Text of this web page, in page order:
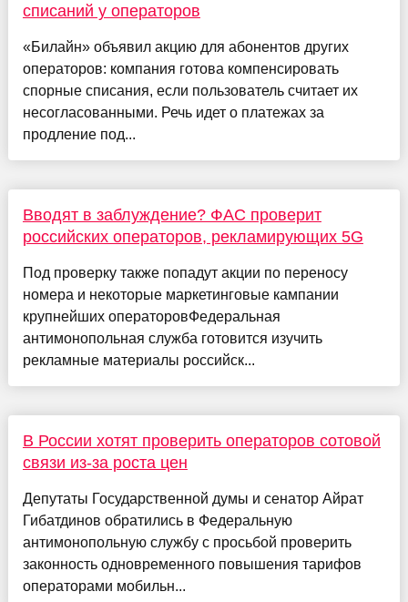
списаний у операторов
«Билайн» объявил акцию для абонентов других
операторов: компания готова компенсировать
спорные списания, если пользователь считает их
несогласованными. Речь идет о платежах за
продление под...
Вводят в заблуждение? ФАС проверит
российских операторов, рекламирующих 5G
Под проверку также попадут акции по переносу
номера и некоторые маркетинговые кампании
крупнейших операторовФедеральная
антимонопольная служба готовится изучить
рекламные материалы российск...
В России хотят проверить операторов сотовой
связи из-за роста цен
Депутаты Государственной думы и сенатор Айрат
Гибатдинов обратились в Федеральную
антимонопольную службу с просьбой проверить
законность одновременного повышения тарифов
операторами мобильн...